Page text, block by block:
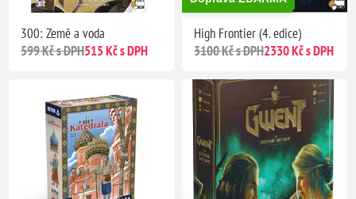
300: Země a voda
599 Kč s DPH515 Kč s DPH
High Frontier (4. edice)
3100 Kč s DPH2330 Kč s DPH